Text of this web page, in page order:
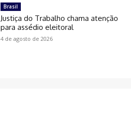
Brasil
Justiça do Trabalho chama atenção
para assédio eleitoral
4 de agosto de 2026